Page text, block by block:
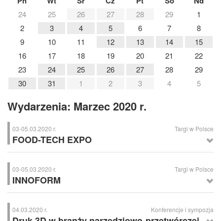
24 25 26 27 28 29
1
2
3 4 5 6 7
8
9
10 11 12 13 14
15
16
17 18 19 20 21
22
23
24 25 26 27 28
29
30
31 1 2 3 4 5
Wydarzenia: Marzec 2020 r.
03-05.03.2020 r. Targi w Polsce
FOOD-TECH EXPO
FOOD-TECH EXPO– Międzynarodowe Targi Technologii Spożywczych,
Poznań
03-05.03.2020 r. Targi w Polsce
INNOFORM
INNOFORM– Międzynarodowe Targi Kooperacyjne Przemysłu
Narzędziowo-Przetwórczego, Bydgoszcz
04.03.2020 r. Konferencje i sympozja